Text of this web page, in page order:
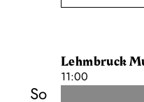
Lehmbruck
11:00
So